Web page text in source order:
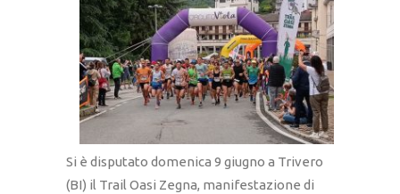
Si è disputato domenica 9 giugno a Trivero
(BI) il Trail Oasi Zegna, manifestazione di